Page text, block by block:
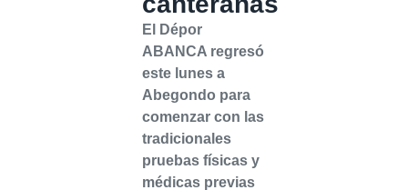
El Dépor
ABANCA regresó
este lunes a
Abegondo para
comenzar con las
tradicionales
pruebas físicas y
médicas previas